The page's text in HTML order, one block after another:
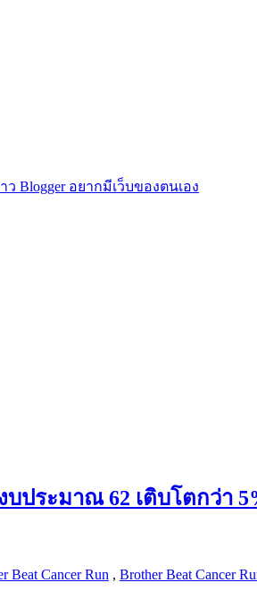
Blogger อยากมีเว็บของตนเอง
ระมาณ 62 เติบโตกว่า
Beat Cancer Run , Brother Beat Cancer